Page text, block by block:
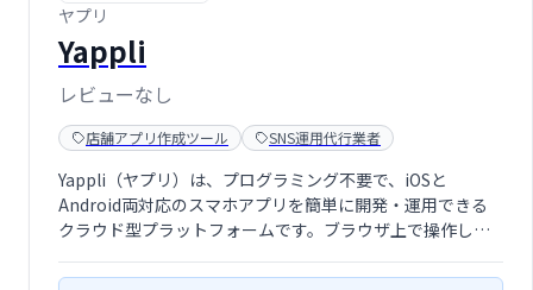
ヤプリ
Yappli
レビューなし
店舗アプリ作成ツール SNS運用代行業者
Yappli（ヤプリ）は、プログラミング不要で、iOSと
Android両対応のスマホアプリを簡単に開発・運用できる
クラウド型プラットフォームです。ブラウザ上で操作し、
居を下げ、迅速な展開と効果測定を実現します。